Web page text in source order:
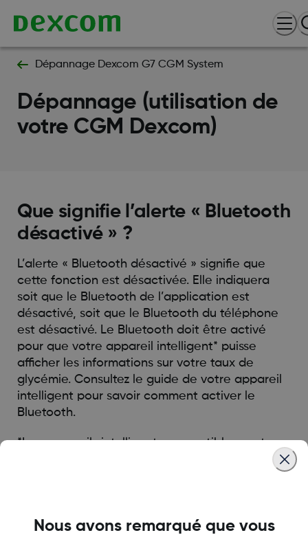
Dépannage Dexcom G7 CGM System
Dépannage (utilisation de
votre CGM Dexcom)
Que signifie l’alerte « Bluetooth
désactivé » ?
L’alerte « Bluetooth désactivé » signifie que
cette fonction est désactivée. Elle indiquera
soit que le Bluetooth de l’application est
désactivé, soit que le Bluetooth du téléphone
est désactivé. Le Bluetooth doit être activé
pour que votre appareil intelligent* puisse
afficher les informations sur votre taux de
glycémie. Consultez le guide de votre appareil
intelligent pour savoir comment activer le
Bluetooth.
*Les appareils intelligents compatibles sont
Nous avons remarqué que vous